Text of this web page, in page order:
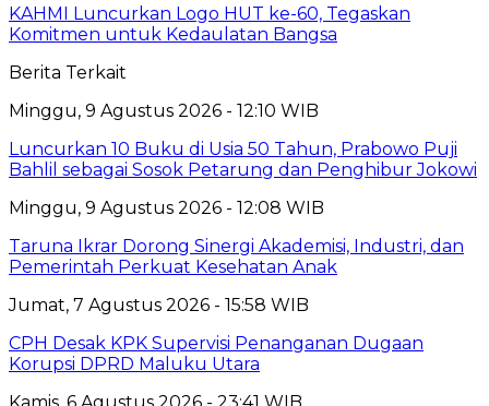
KAHMI Luncurkan Logo HUT ke-60, Tegaskan
Komitmen untuk Kedaulatan Bangsa
Berita Terkait
Minggu, 9 Agustus 2026 - 12:10 WIB
Luncurkan 10 Buku di Usia 50 Tahun, Prabowo Puji
Bahlil sebagai Sosok Petarung dan Penghibur Jokowi
Minggu, 9 Agustus 2026 - 12:08 WIB
Taruna Ikrar Dorong Sinergi Akademisi, Industri, dan
Pemerintah Perkuat Kesehatan Anak
Jumat, 7 Agustus 2026 - 15:58 WIB
CPH Desak KPK Supervisi Penanganan Dugaan
Korupsi DPRD Maluku Utara